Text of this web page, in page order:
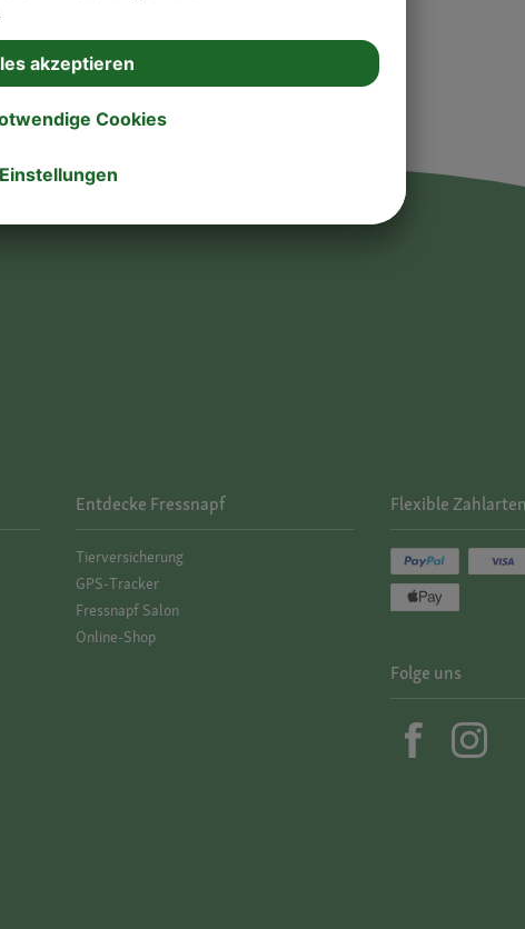
Entdecke Fressnapf
Tierversicherung
GPS-Tracker
Fressnapf Salon
Online-Shop
Flexible Zahlarten
Folge uns